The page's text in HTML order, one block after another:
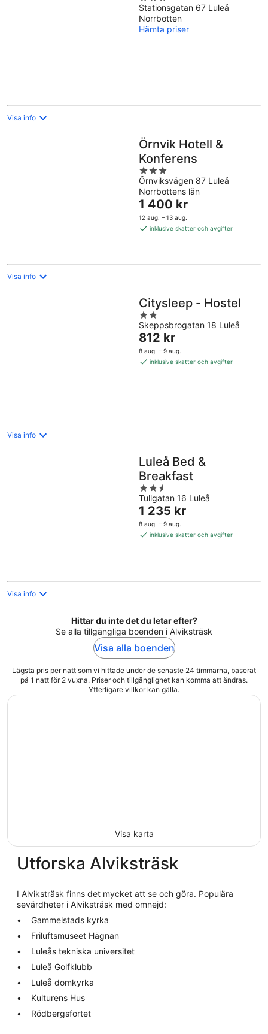
out
of
5
Stationsgatan 67 Luleå
Norrbotten
Hämta priser
Visa info
Örnvik Hotell &
Konferens
3
out
of
5
Örnviksvägen 87 Luleå
Norrbottens län
Priset
är
1 400 kr
1 400 kr
12 aug. – 13 aug.
inklusive skatter och avgifter
Visa info
Citysleep - Hostel
2
out
of
5
Skeppsbrogatan 18 Luleå
Priset
är
812 kr
812 kr
8 aug. – 9 aug.
inklusive skatter och avgifter
Visa info
Luleå Bed &
Breakfast
2.5
out
of
5
Tullgatan 16 Luleå
Priset
är
1 235 kr
1 235 kr
8 aug. – 9 aug.
inklusive skatter och avgifter
Visa info
Hittar du inte det du letar efter?
Se alla tillgängliga boenden i Alviksträsk
Visa alla boenden
Lägsta pris per natt som vi hittade under de senaste 24 timmarna, baserat
på 1 natt för 2 vuxna. Priser och tillgänglighet kan komma att ändras.
Ytterligare villkor kan gälla.
Visa karta
Utforska Alviksträsk
I Alviksträsk finns det mycket att se och göra. Populära
sevärdheter i Alviksträsk med omnejd:
Gammelstads kyrka
Friluftsmuseet Hägnan
Luleås tekniska universitet
Luleå Golfklubb
Luleå domkyrka
Kulturens Hus
Rödbergsfortet